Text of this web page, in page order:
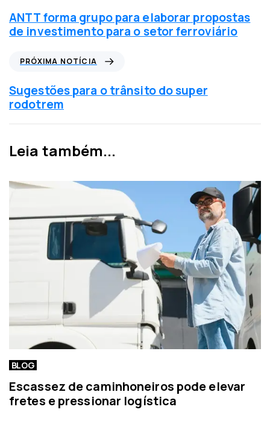
t
í
c
n
t
e
i
r
ANTT forma grupo para elaborar propostas
de investimento para o setor ferroviário
ó
x
i
m
n
t
i
PRÓXIMA NOTÍCIA
Sugestões para o trânsito do super
rodotrem
Leia também...
BLOG
Escassez de caminhoneiros pode elevar
fretes e pressionar logística